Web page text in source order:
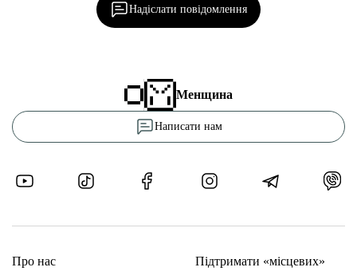
Надіслати повідомлення
Менщина
Написати нам
Про нас Підтримати «місцевих»